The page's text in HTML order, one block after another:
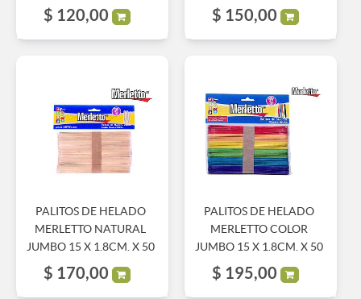
$ 120,00 $ 150,00
PALITOS DE HELADO
MERLETTO NATURAL
JUMBO 15 X 1.8CM. X 50
$ 170,00
PALITOS DE HELADO
MERLETTO COLOR
JUMBO 15 X 1.8CM. X 50
$ 195,00